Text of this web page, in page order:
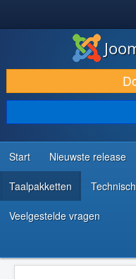
DOWNLOAD & BREID UIT
ONTDEK & LEER
COMMUNITY &
ONTWIKKELAARSBRONNEN
Start Nieuwste release
Taalpakketten
Veelgestelde vragen